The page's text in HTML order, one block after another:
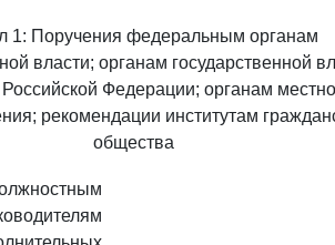
1: Поручения федеральным органам
власти; органам государственной
Российской Федерации; органам
рекомендации институтам
общества